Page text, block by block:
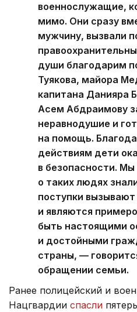
военнослужащие,
мимо. Они сразу
мужчину, вызвали
души благодарим
Туякова, майора
капитана Данияра
Асем Абдраимову
неравнодушие и
на помощь.
действиям дети
в безопасности.
о таких людях
поступки
и являются
быть настоящими
и достойными
страны, —
обращении семьи.
Ранее полицейский и
Нацгвардии спасли